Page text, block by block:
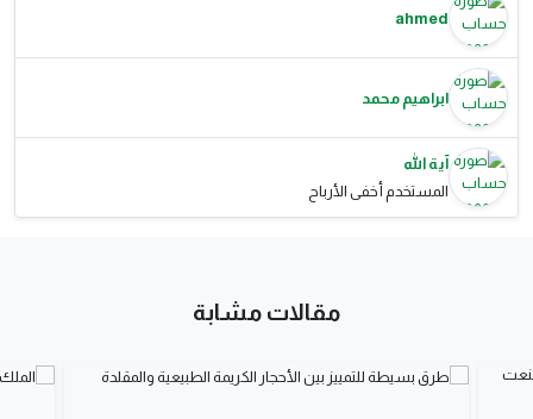
ahmed
ابراهيم محمد
آية الله
المستخدم أخفى الأرباح
مقالات مشابة